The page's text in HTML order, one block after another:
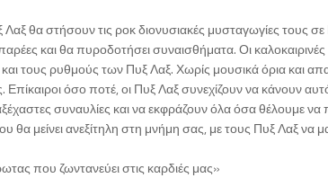
Λαξ θα στήσουν τις ροκ διονυσιακές μυσταγωγίες τους
και θα πυροδοτήσει συναισθήματα. Οι
τους ρυθμούς των Πυξ Λαξ. Χωρίς μουσικά όρια και
Επίκαιροι όσο ποτέ, οι Πυξ Λαξ συνεχίζουν να κάνουν
συναυλίες και να εκφράζουν όλα όσα θέλουμε να
θα μείνει ανεξίτηλη στη μνήμη σας, με τους Πυξ Λαξ
που ζωντανεύει στις καρδιές μας»